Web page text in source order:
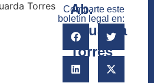
Ab.
Eduarda
Torres
Comparte este
boletín legal en: